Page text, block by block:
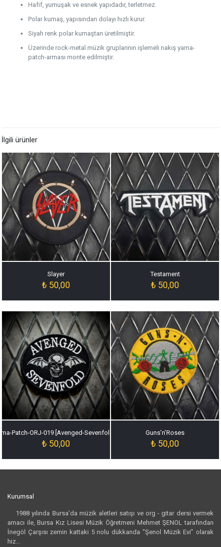
Hafif, yumuşak ve esnek yapıdadır, terletmez.
Polar kumaş, yapısından dolayı hızlı kurur.
Siyah renk polar kumaştan üretilmiştir.
Üzerinde rock-metal müzik gruplarının işlemeli nakış yama-
patch-arması monte edilmiştir.
İlgili ürünler
Slayer
₺ 50,00
Testament
₺ 50,00
Patch-ORJ-019 [Avenged-Sevenfold-Arma-Patch-ORJ-019]
₺ 50,00
Guns’n’Roses
₺ 50,00
Kurumsal
1988 yılında Bursa’da müzik aletleri satışı ve org - gitar dersi vermek
amacı ile, Bursa Kız Lisesi Müzik Öğretmeni Mehmet ŞENOL tarafından
İnegöl Çarşısı zemin kattaki 5 nolu dükkanda "Şenol Müzik Evi” olarak
hiz...